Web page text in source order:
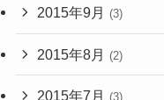
2015年9月 (3)
2015年8月 (2)
2015年7月 (3)